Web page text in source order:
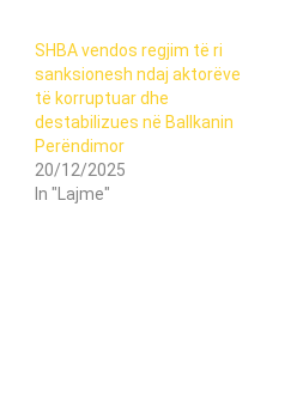
SHBA vendos regjim të ri
sanksionesh ndaj aktorëve
të korruptuar dhe
destabilizues në Ballkanin
Perëndimor
20/12/2025
In "Lajme"